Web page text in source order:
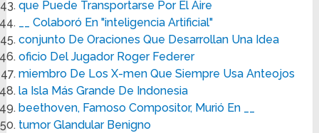
que Puede Transportarse Por El Aire
__ Colaboró En "inteligencia Artificial"
conjunto De Oraciones Que Desarrollan Una Idea
oficio Del Jugador Roger Federer
miembro De Los X-men Que Siempre Usa Anteojos
la Isla Más Grande De Indonesia
beethoven, Famoso Compositor, Murió En __
tumor Glandular Benigno